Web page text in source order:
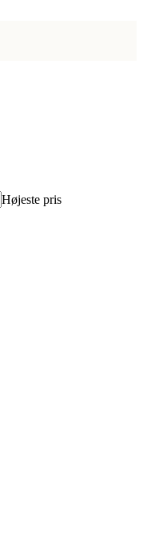
Højeste pris